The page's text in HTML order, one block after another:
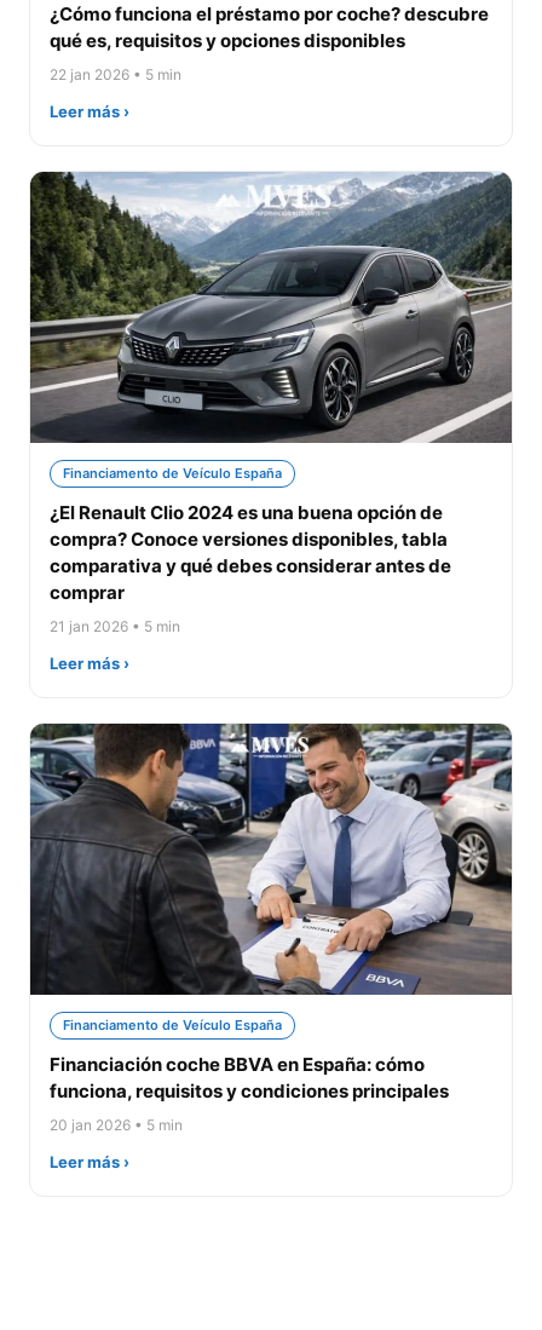
¿Cómo funciona el préstamo por coche? descubre
qué es, requisitos y opciones disponibles
22 jan 2026 • 5 min
Leer más ›
Financiamento de Veículo España
¿El Renault Clio 2024 es una buena opción de
compra? Conoce versiones disponibles, tabla
comparativa y qué debes considerar antes de
comprar
21 jan 2026 • 5 min
Leer más ›
Financiamento de Veículo España
Financiación coche BBVA en España: cómo
funciona, requisitos y condiciones principales
20 jan 2026 • 5 min
Leer más ›